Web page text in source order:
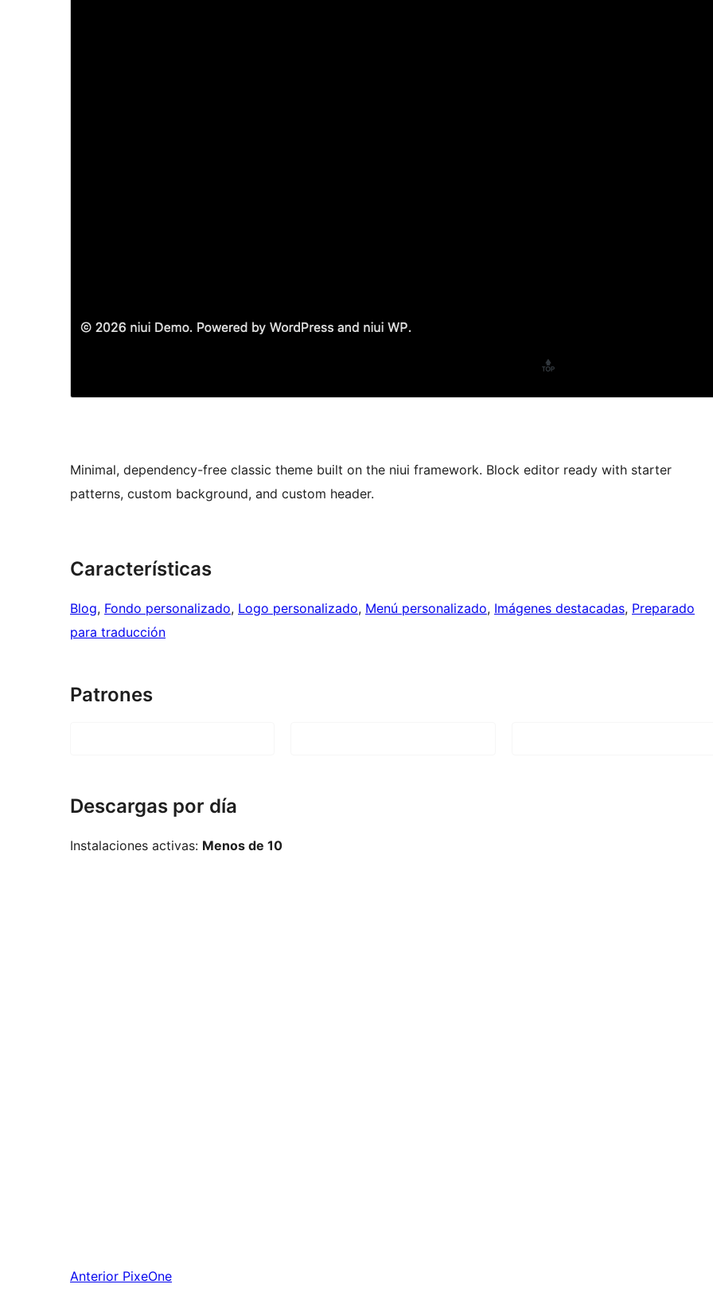
Minimal, dependency-free classic theme built on the niui framework. Block editor ready with starter
patterns, custom background, and custom header.
Características
Blog, Fondo personalizado, Logo personalizado, Menú personalizado, Imágenes destacadas, Preparado
para traducción
Patrones
Descargas por día
Instalaciones activas: Menos de 10
Anterior PixeOne